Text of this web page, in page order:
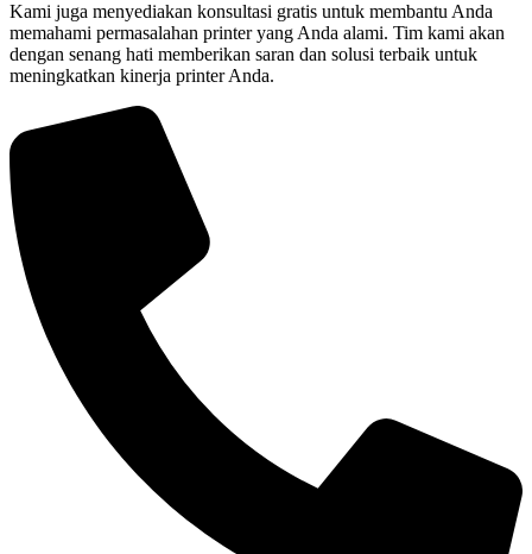
Kami juga menyediakan konsultasi gratis untuk membantu Anda
memahami permasalahan printer yang Anda alami. Tim kami akan
dengan senang hati memberikan saran dan solusi terbaik untuk
meningkatkan kinerja printer Anda.